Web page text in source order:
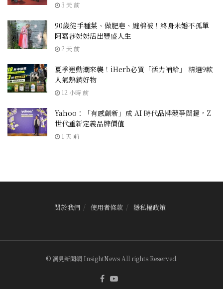
3 天 前
90歲徒手種菜、做肥皂、縫棉被！終身未婚不孤單
阿嘉莎奶奶活出豐盛人生
2 天 前
夏季運動潮來襲！iHerb必買「活力補給」 精選9款
人氣熱銷好物
12 小時 前
Yahoo：「有感創新」成 AI 時代品牌競爭關鍵，Z
世代重新定義品牌價值
1 天 前
關於我們 使用者條款 隱私權政策
© 洞見新聞網 InsightNews All rights Reserved.